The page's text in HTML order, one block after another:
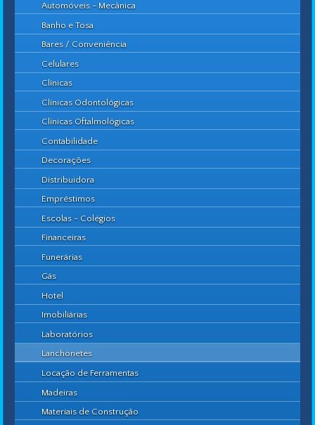
Automóveis - Mecânica
Banho e Tosa
Bares / Conveniência
Celulares
Clínicas
Clínicas Odontológicas
Clínicas Oftalmológicas
Contabilidade
Decorações
Distribuidora
Empréstimos
Escolas - Colégios
Financeiras
Funerárias
Gás
Hotel
Imobiliárias
Laboratórios
Lanchonetes
Locação de Ferramentas
Madeiras
Materiais de Construção